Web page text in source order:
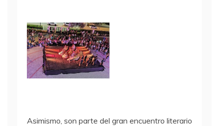
Asimismo, son parte del gran encuentro literario